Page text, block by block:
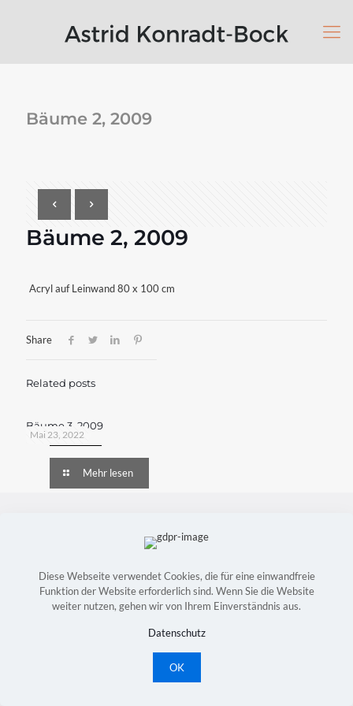
Bäume 2, 2009
Bäume 2, 2009
Acryl auf Leinwand 80 x 100 cm
Share
Related posts
Mai 23, 2022
Bäume 3, 2009
Mehr lesen
Kontakt|Impressum
Diese Webseite verwendet Cookies, die für eine einwandfreie
Funktion der Website erforderlich sind. Wenn Sie die Website
weiter nutzen, gehen wir von Ihrem Einverständnis aus.
Datenschutz
OK